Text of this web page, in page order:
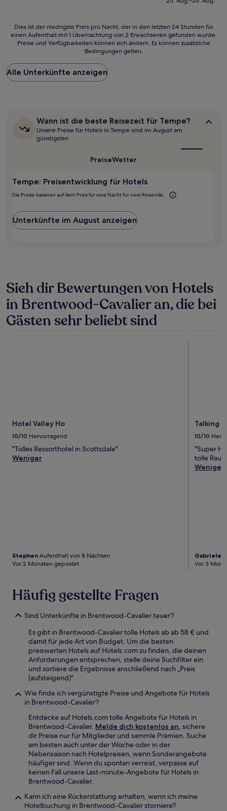
Dies
ist
Preis
pro
Nacht,
24 Stunden
von
2 Erwachsenen
wurde.
Preise
und
können
zusätzliche
Bedingungen
gelten.
Dies ist der niedrigste Preis pro Nacht, der in den letzten 24 Stunden für
einen Aufenthalt mit 1 Übernachtung von 2 Erwachsenen gefunden wurde.
Preise und Verfügbarkeiten können sich ändern. Es können zusätzliche
Bedingungen gelten.
Alle Unterkünfte anzeigen
Wann
ist
die
beste
Wann ist die beste Reisezeit für Tempe?
Unsere Preise für Hotels in Tempe sind im August am
günstigsten
PreiseWetter
Tempe: Preisentwicklung für Hotels
Die Preise basieren auf dem Preis für eine Nacht für zwei Reisende.
Unterkünfte im August anzeigen
Sieh dir Bewertungen von Hotels
in Brentwood-Cavalier an, die bei
Gästen sehr beliebt sind
Hotel Valley Ho
10/10 Hervorragend
"Tolles Ressorthotel in Scottsdale"
Weniger
Stephen Aufenthalt von 8 Nächten
Vor 2 Monaten gepostet
Talking
10/10
"Super
tolle
Weniger
Gabriele
Vor 3
Häufig gestellte Fragen
Sind Unterkünfte in Brentwood-Cavalier teuer?
Es gibt in Brentwood-Cavalier tolle Hotels ab ab 58 € und
damit für jede Art von Budget. Um die besten
preiswerten Hotels auf Hotels.com zu finden, die deinen
Anforderungen entsprechen, stelle deine Suchfilter ein
und sortiere die Ergebnisse anschließend nach „Preis
(aufsteigend)".
Wie finde ich vergünstigte Preise und Angebote für Hotels
in Brentwood-Cavalier?
Entdecke auf Hotels.com tolle Angebote für Hotels in
Brentwood-Cavalier. Melde dich kostenlos an, sichere
dir Preise nur für Mitglieder und sammle Prämien. Suche
am besten auch unter der Woche oder in der
Nebensaison nach Hotelpreisen, wenn Sonderangebote
häufiger sind. Wenn du spontan verreist, verpasse auf
keinen Fall unsere Last-minute-Angebote für Hotels in
Brentwood-Cavalier.
Kann ich eine Rückerstattung erhalten, wenn ich meine
Hotelbuchung in Brentwood-Cavalier storniere?